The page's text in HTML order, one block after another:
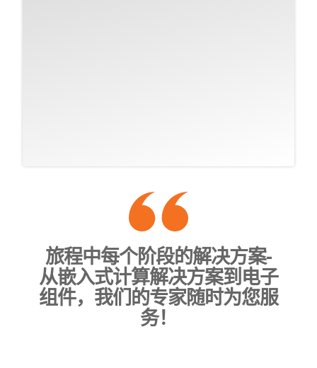
旅程中每个阶段的解决方案-
从嵌入式计算解决方案到电子
组件，我们的专家随时为您服
务！